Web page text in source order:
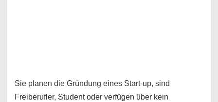
Sie planen die Gründung eines Start-up, sind
Freiberufler, Student oder verfügen über kein